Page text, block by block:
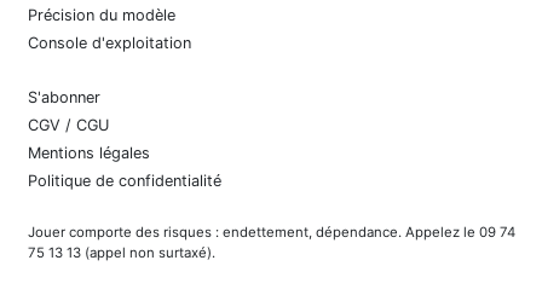
Précision du modèle
Console d'exploitation
S'abonner
CGV / CGU
Mentions légales
Politique de confidentialité
Jouer comporte des risques : endettement, dépendance. Appelez le 09 74
75 13 13 (appel non surtaxé).